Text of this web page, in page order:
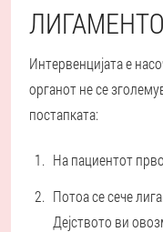
Интервенцијата е
органот не се
постапката:
На пациентот
Потоа се сече
Дејството ви